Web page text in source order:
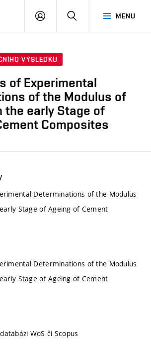
MENU
PŘIHLÁSIT
VÝSLEDKU
of Experimental
of the Modulus of
the early Stage of
Composites
Determinations of the Modulus
Stage of Ageing of Cement
Determinations of the Modulus
Stage of Ageing of Cement
WoS či Scopus